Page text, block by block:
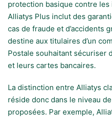
protection basique contre
Alliatys Plus inclut des
cas de fraude et d’accidents
destine aux titulaires d’un
Postale souhaitant sécuriser
et leurs cartes bancaires.
La distinction entre Alliatys
réside donc dans le niveau
proposées. Par exemple,